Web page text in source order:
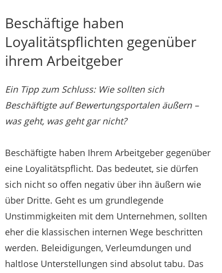
Beschäftige haben
Loyalitätspflichten gegenüber
ihrem Arbeitgeber
Ein Tipp zum Schluss: Wie sollten sich
Beschäftigte auf Bewertungsportalen äußern –
was geht, was geht gar nicht?
Beschäftigte haben Ihrem Arbeitgeber gegenüber
eine Loyalitätspflicht. Das bedeutet, sie dürfen
sich nicht so offen negativ über ihn äußern wie
über Dritte. Geht es um grundlegende
Unstimmigkeiten mit dem Unternehmen, sollten
eher die klassischen internen Wege beschritten
werden. Beleidigungen, Verleumdungen und
haltlose Unterstellungen sind absolut tabu. Das